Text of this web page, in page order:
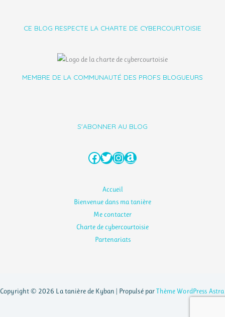
CE BLOG RESPECTE LA CHARTE DE CYBERCOURTOISIE
MEMBRE DE LA COMMUNAUTÉ DES PROFS BLOGUEURS
S'ABONNER AU BLOG
Facebook
Twitter
Instagram
Amazon
Accueil
Bienvenue dans ma tanière
Me contacter
Charte de cybercourtoisie
Partenariats
Copyright © 2026 La tanière de Kyban | Propulsé parThème WordPress Astra